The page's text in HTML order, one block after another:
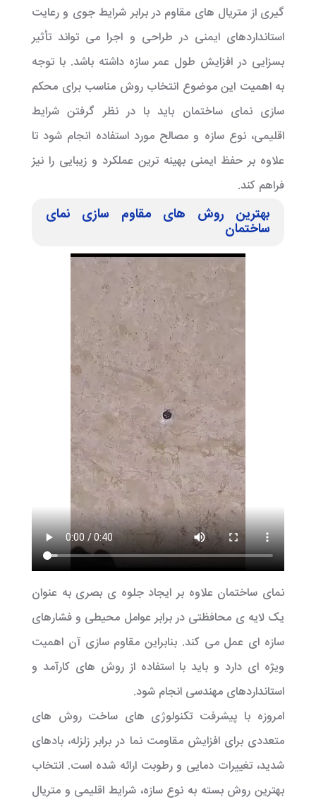
گیری از متریال های مقاوم در برابر شرایط جوی و رعایت
استانداردهای ایمنی در طراحی و اجرا می تواند تأثیر
بسزایی در افزایش طول عمر سازه داشته باشد. با توجه
به اهمیت این موضوع انتخاب روش مناسب برای محکم
سازی نمای ساختمان باید با در نظر گرفتن شرایط
اقلیمی، نوع سازه و مصالح مورد استفاده انجام شود تا
علاوه بر حفظ ایمنی بهینه ترین عملکرد و زیبایی را نیز
فراهم کند.
بهترین روش های مقاوم سازی نمای
ساختمان
نمای ساختمان علاوه بر ایجاد جلوه ی بصری به عنوان
یک لایه ی محافظتی در برابر عوامل محیطی و فشارهای
سازه ای عمل می کند. بنابراین مقاوم سازی آن اهمیت
ویژه ای دارد و باید با استفاده از روش های کارآمد و
استانداردهای مهندسی انجام شود.
امروزه با پیشرفت تکنولوژی های ساخت روش های
متعددی برای افزایش مقاومت نما در برابر زلزله، بادهای
شدید، تغییرات دمایی و رطوبت ارائه شده است. انتخاب
بهترین روش بسته به نوع سازه، شرایط اقلیمی و متریال